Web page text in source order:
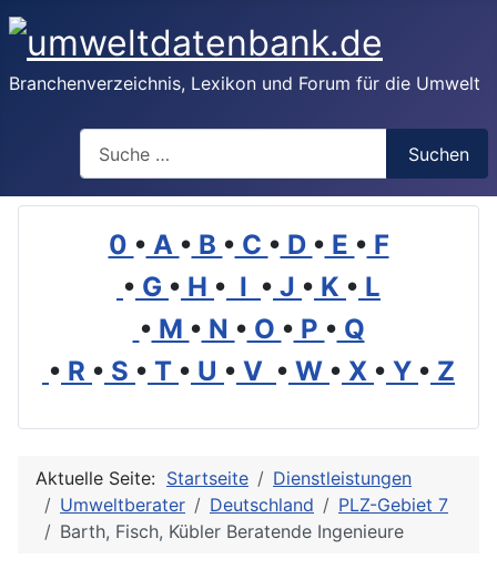
Branchenverzeichnis, Lexikon und Forum für die Umwelt
Suchen
0 • A • B • C • D • E • F
• G • H • I • J • K • L
• M • N • O • P • Q
• R • S • T • U • V • W • X • Y • Z
Aktuelle Seite: Startseite
Dienstleistungen
Umweltberater
Deutschland
PLZ-Gebiet 7
Barth, Fisch, Kübler Beratende Ingenieure